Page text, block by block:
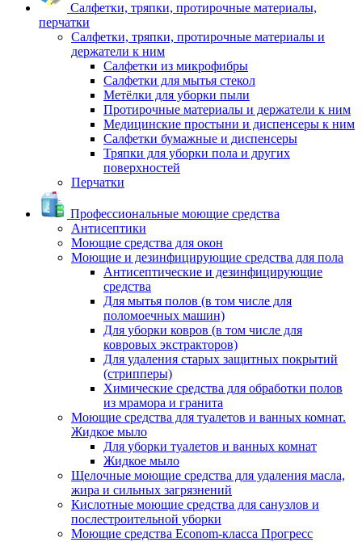
Салфетки, тряпки, протирочные материалы,
перчатки
Салфетки, тряпки, протирочные материалы и
держатели к ним
Салфетки из микрофибры
Салфетки для мытья стекол
Метёлки для уборки пыли
Протирочные материалы и держатели к ним
Медицинские простыни и диспенсеры к ним
Салфетки бумажные и диспенсеры
Тряпки для уборки пола и других
поверхностей
Перчатки
Профессиональные моющие средства
Антисептики
Моющие средства для окон
Моющие и дезинфицирующие средства для пола
Антисептические и дезинфицирующие
средства
Для мытья полов (в том числе для
поломоечных машин)
Для уборки ковров (в том числе для
ковровых экстракторов)
Для удаления старых защитных покрытий
(стрипперы)
Химические средства для обработки полов
из мрамора и гранита
Моющие средства для туалетов и ванных комнат.
Жидкое мыло
Для уборки туалетов и ванных комнат
Жидкое мыло
Щелочные моющие средства для удаления масла,
жира и сильных загрязнений
Кислотные моющие средства для санузлов и
послестроительной уборки
Моющие средства Econom-класса Прогресс